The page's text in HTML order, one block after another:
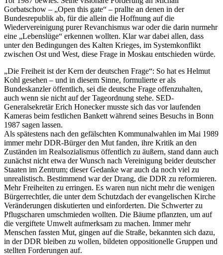
Gorbatschow – „Open this gate“ – prallte an denen in der
Bundesrepublik ab, für die allein die Hoffnung auf die
Wiedervereinigung purer Revanchismus war oder die darin nurmehr
eine „Lebenslüge“ erkennen wollten. Klar war dabei allen, dass
unter den Bedingungen des Kalten Krieges, im Systemkonflikt
zwischen Ost und West, diese Frage in Moskau entschieden würde.
„Die Freiheit ist der Kern der deutschen Frage“: So hat es Helmut
Kohl gesehen – und in diesem Sinne, formulierte er als
Bundeskanzler öffentlich, sei die deutsche Frage offenzuhalten,
auch wenn sie nicht auf der Tageordnung stehe. SED-
Generalsekretär Erich Honecker musste sich das vor laufenden
Kameras beim festlichen Bankett während seines Besuchs in Bonn
1987 sagen lassen.
Als spätestens nach den gefälschten Kommunalwahlen im Mai 1989
immer mehr DDR-Bürger den Mut fanden, ihre Kritik an den
Zuständen im Realsozialismus öffentlich zu äußern, stand dann auch
zunächst nicht etwa der Wunsch nach Vereinigung beider deutscher
Staaten im Zentrum; dieser Gedanke war auch da noch viel zu
unrealistisch. Bestimmend war der Drang, die DDR zu reformieren.
Mehr Freiheiten zu erringen. Es waren nun nicht mehr die wenigen
Bürgerrechtler, die unter dem Schutzdach der evangelischen Kirche
Veränderungen diskutierten und einforderten. Die Schwerter zu
Pflugscharen umschmieden wollten. Die Bäume pflanzten, um auf
die vergiftete Umwelt aufmerksam zu machen. Immer mehr
Menschen fassten Mut, gingen auf die Straße, bekannten sich dazu,
in der DDR bleiben zu wollen, bildeten oppositionelle Gruppen und
stellten Forderungen auf.